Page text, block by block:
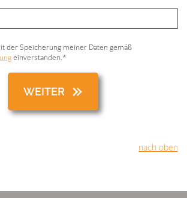
der Speicherung meiner Daten gemäß
einverstanden.*
nach oben